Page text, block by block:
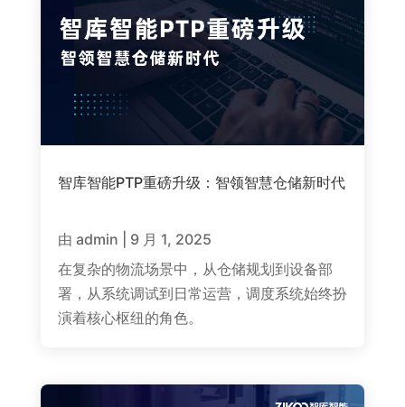
智库智能PTP重磅升级：智领智慧仓储新时代
由 admin
9 月 1, 2025
在复杂的物流场景中，从仓储规划到设备部
署，从系统调试到日常运营，调度系统始终扮
演着核心枢纽的角色。